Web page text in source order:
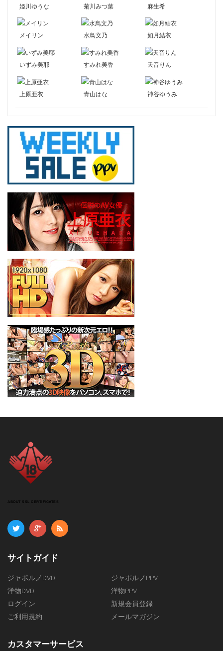
姫川ゆうな 菊川みつ葉 麻生希
メイリン 水鳥文乃 如月結衣
いずみ美耶 すみれ美香 天音りん
上原亜衣 青山はな 神谷ゆうみ
ABOUT SSL CERTIFICATES
サイトガイド
ジャポルノDVD
ジャポルノPPV
洋物DVD
洋物PPV
ログイン
新規会員登録
ご利用規約
メールマガジン
カスタマーサービス